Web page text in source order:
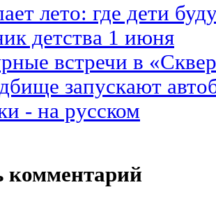
лето: где дети
детства 1 июня
встречи в
запускают
- на русском
комментарий